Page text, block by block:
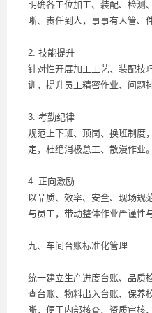
明确各工位加工、装配、检测
晰、责任到人，事事有人管、
2. 技能提升
针对性开展加工工艺、装配技
训，提升员工精密作业、问题
3. 考勤纪律
规范上下班、顶岗、换班制度
定，杜绝消极怠工、散漫作业。
4. 正向激励
以品质、效率、安全、现场规
与员工，带动整体作业严谨性
九、车间台账标准化管理
统一建立生产进度台账、品质
查台账、物料出入台账、保养
晰，便于内部核查、资质审核